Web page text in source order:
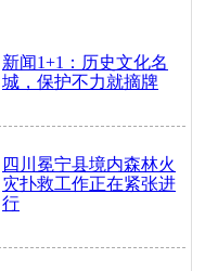
新闻1+1：历史文化名
城，保护不力就摘牌
四川冕宁县境内森林火
灾扑救工作正在紧张进
行